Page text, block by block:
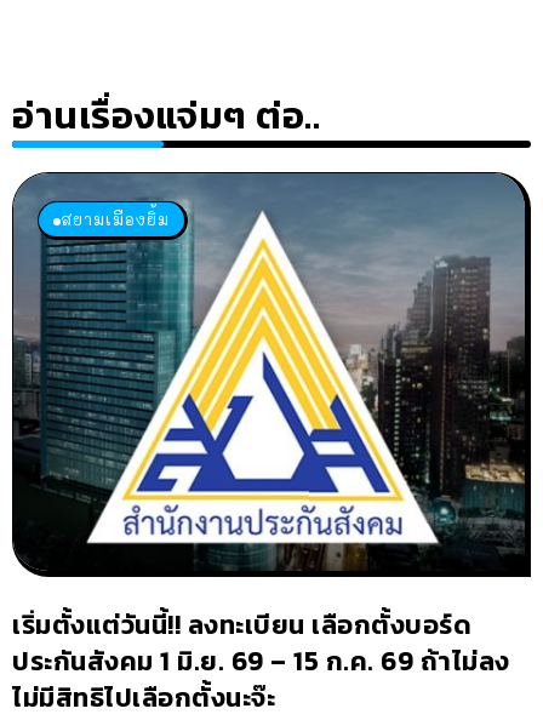
อ่านเรื่องแจ่มๆ ต่อ..
สยามเมืองยิ้ม
เริ่มตั้งแต่วันนี้!! ลงทะเบียน เลือกตั้งบอร์ด
ประกันสังคม 1 มิ.ย. 69 – 15 ก.ค. 69 ถ้าไม่ลง
ไม่มีสิทธิไปเลือกตั้งนะจ๊ะ